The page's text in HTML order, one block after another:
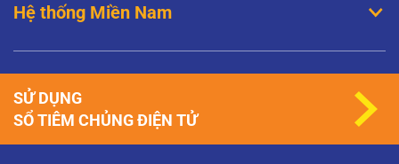
Hệ thống Miền Nam
SỬ DỤNG
SỔ TIÊM CHỦNG ĐIỆN TỬ